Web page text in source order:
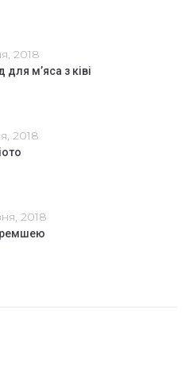
2018
для м’яса з ківі
2018
2018